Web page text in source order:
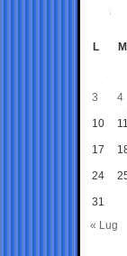
L M
3 4
10 11
17
24
31
« Lug